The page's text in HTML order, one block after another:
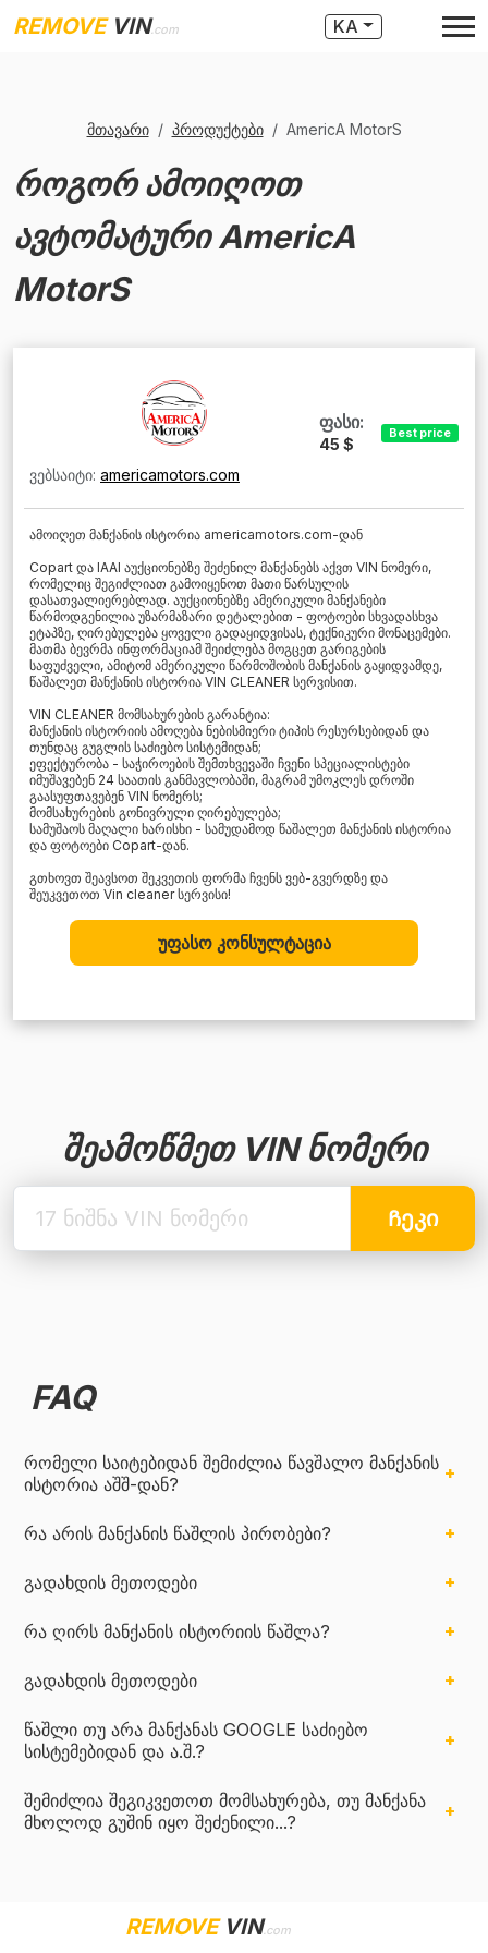
REMOVEVIN.com KA
მთავარი პროდუქტები AmericA MotorS
როგორ ამოიღოთ
ავტომატური AmericA
MotorS
ვებსაიტი: americamotors.com
ფასი:
45 $
Best price
ამოიღეთ მანქანის ისტორია americamotors.com-დან
Copart და IAAI აუქციონებზე შეძენილ მანქანებს აქვთ VIN ნომერი,
რომელიც შეგიძლიათ გამოიყენოთ მათი წარსულის
დასათვალიერებლად. აუქციონებზე ამერიკული მანქანები
წარმოდგენილია უზარმაზარი დეტალებით - ფოტოები სხვადასხვა
ეტაპზე, ღირებულება ყოველი გადაყიდვისას, ტექნიკური მონაცემები.
მათმა ბევრმა ინფორმაციამ შეიძლება მოგცეთ გარიგების
საფუძველი, ამიტომ ამერიკული წარმოშობის მანქანის გაყიდვამდე,
წაშალეთ მანქანის ისტორია VIN CLEANER სერვისით.
VIN CLEANER მომსახურების გარანტია:
მანქანის ისტორიის ამოღება ნებისმიერი ტიპის რესურსებიდან და
თუნდაც გუგლის საძიებო სისტემიდან;
ეფექტურობა - საჭიროების შემთხვევაში ჩვენი სპეციალისტები
იმუშავებენ 24 საათის განმავლობაში, მაგრამ უმოკლეს დროში
გაასუფთავებენ VIN ნომერს;
მომსახურების გონივრული ღირებულება;
სამუშაოს მაღალი ხარისხი - სამუდამოდ წაშალეთ მანქანის ისტორია
და ფოტოები Copart-დან.
გთხოვთ შეავსოთ შეკვეთის ფორმა ჩვენს ვებ-გვერდზე და
შეუკვეთოთ Vin cleaner სერვისი!
უფასო კონსულტაცია
შეამოწმეთ VIN ნომერი
Ჩეკი
FAQ
რომელი საიტებიდან შემიძლია წავშალო მანქანის
ისტორია აშშ-დან?
რა არის მანქანის წაშლის პირობები?
გადახდის მეთოდები
რა ღირს მანქანის ისტორიის წაშლა?
გადახდის მეთოდები
წაშლი თუ არა მანქანას GOOGLE საძიებო
სისტემებიდან და ა.შ.?
შემიძლია შეგიკვეთოთ მომსახურება, თუ მანქანა
მხოლოდ გუშინ იყო შეძენილი...?
REMOVEVIN.com